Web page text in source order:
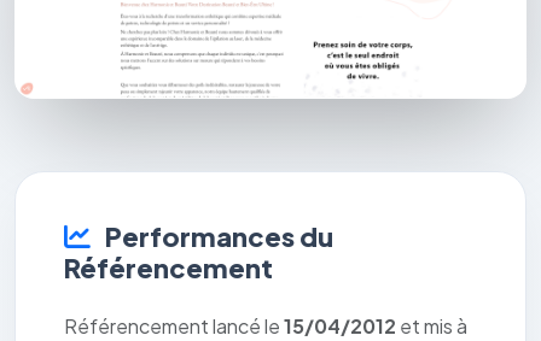
Performances du
Référencement
Référencement lancé le15/04/2012 et mis à